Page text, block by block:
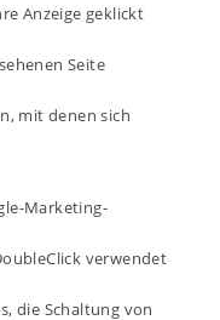
Anzeige geklickt
Seite
mit denen sich
Marketing-
verwendet
die Schaltung von